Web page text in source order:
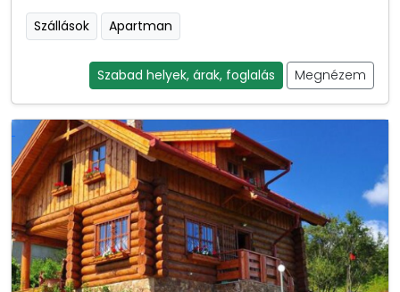
Szállások Apartman
Szabad helyek, árak, foglalás Megnézem